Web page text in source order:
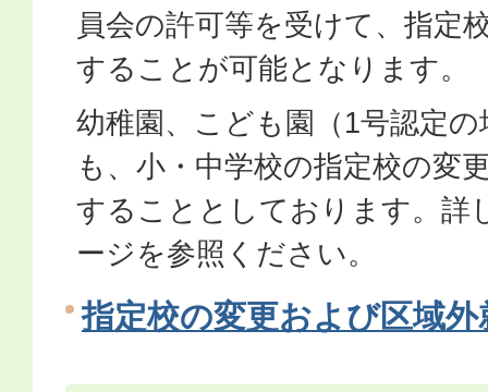
員会の許可等を受けて、指定
することが可能となります。
幼稚園、こども園（1号認定
も、小・中学校の指定校の変
することとしております。詳
ージを参照ください。
指定校の変更および区域外